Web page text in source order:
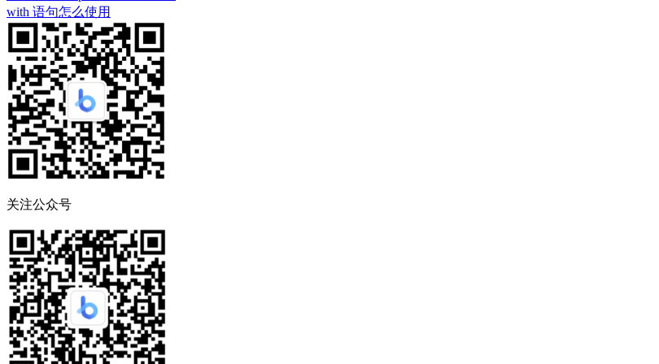
with 语句怎么使用
关注公众号